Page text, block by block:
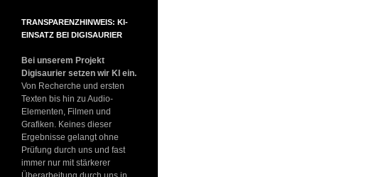
TRANSPARENZHINWEIS: KI-
EINSATZ BEI DIGISAURIER
Bei unserem Projekt
Digisaurier setzen wir KI ein.
Von Recherche und ersten
Texten bis hin zu Audio-
Elementen, Filmen und
Grafiken. Keines dieser
Ergebnisse gelangt ohne
Prüfung durch uns und fast
immer nur mit stärkerer